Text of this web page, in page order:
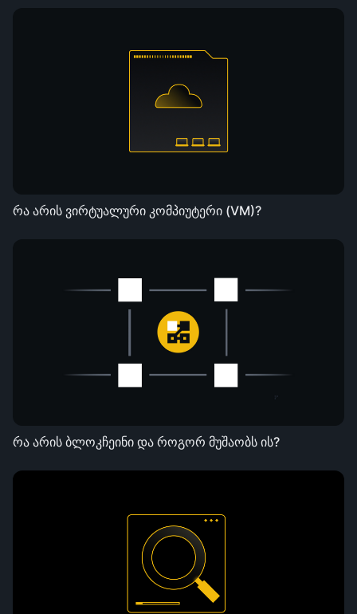
რა არის ვირტუალური კომპიუტერი (VM)?
რა არის ბლოკჩეინი და როგორ მუშაობს ის?